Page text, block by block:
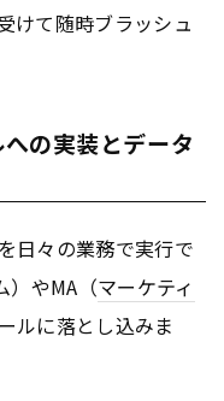
けて随時ブラッシュ
の実装とデータ
日々の業務で実行で
）やMA（マーケティ
ルに落とし込みま